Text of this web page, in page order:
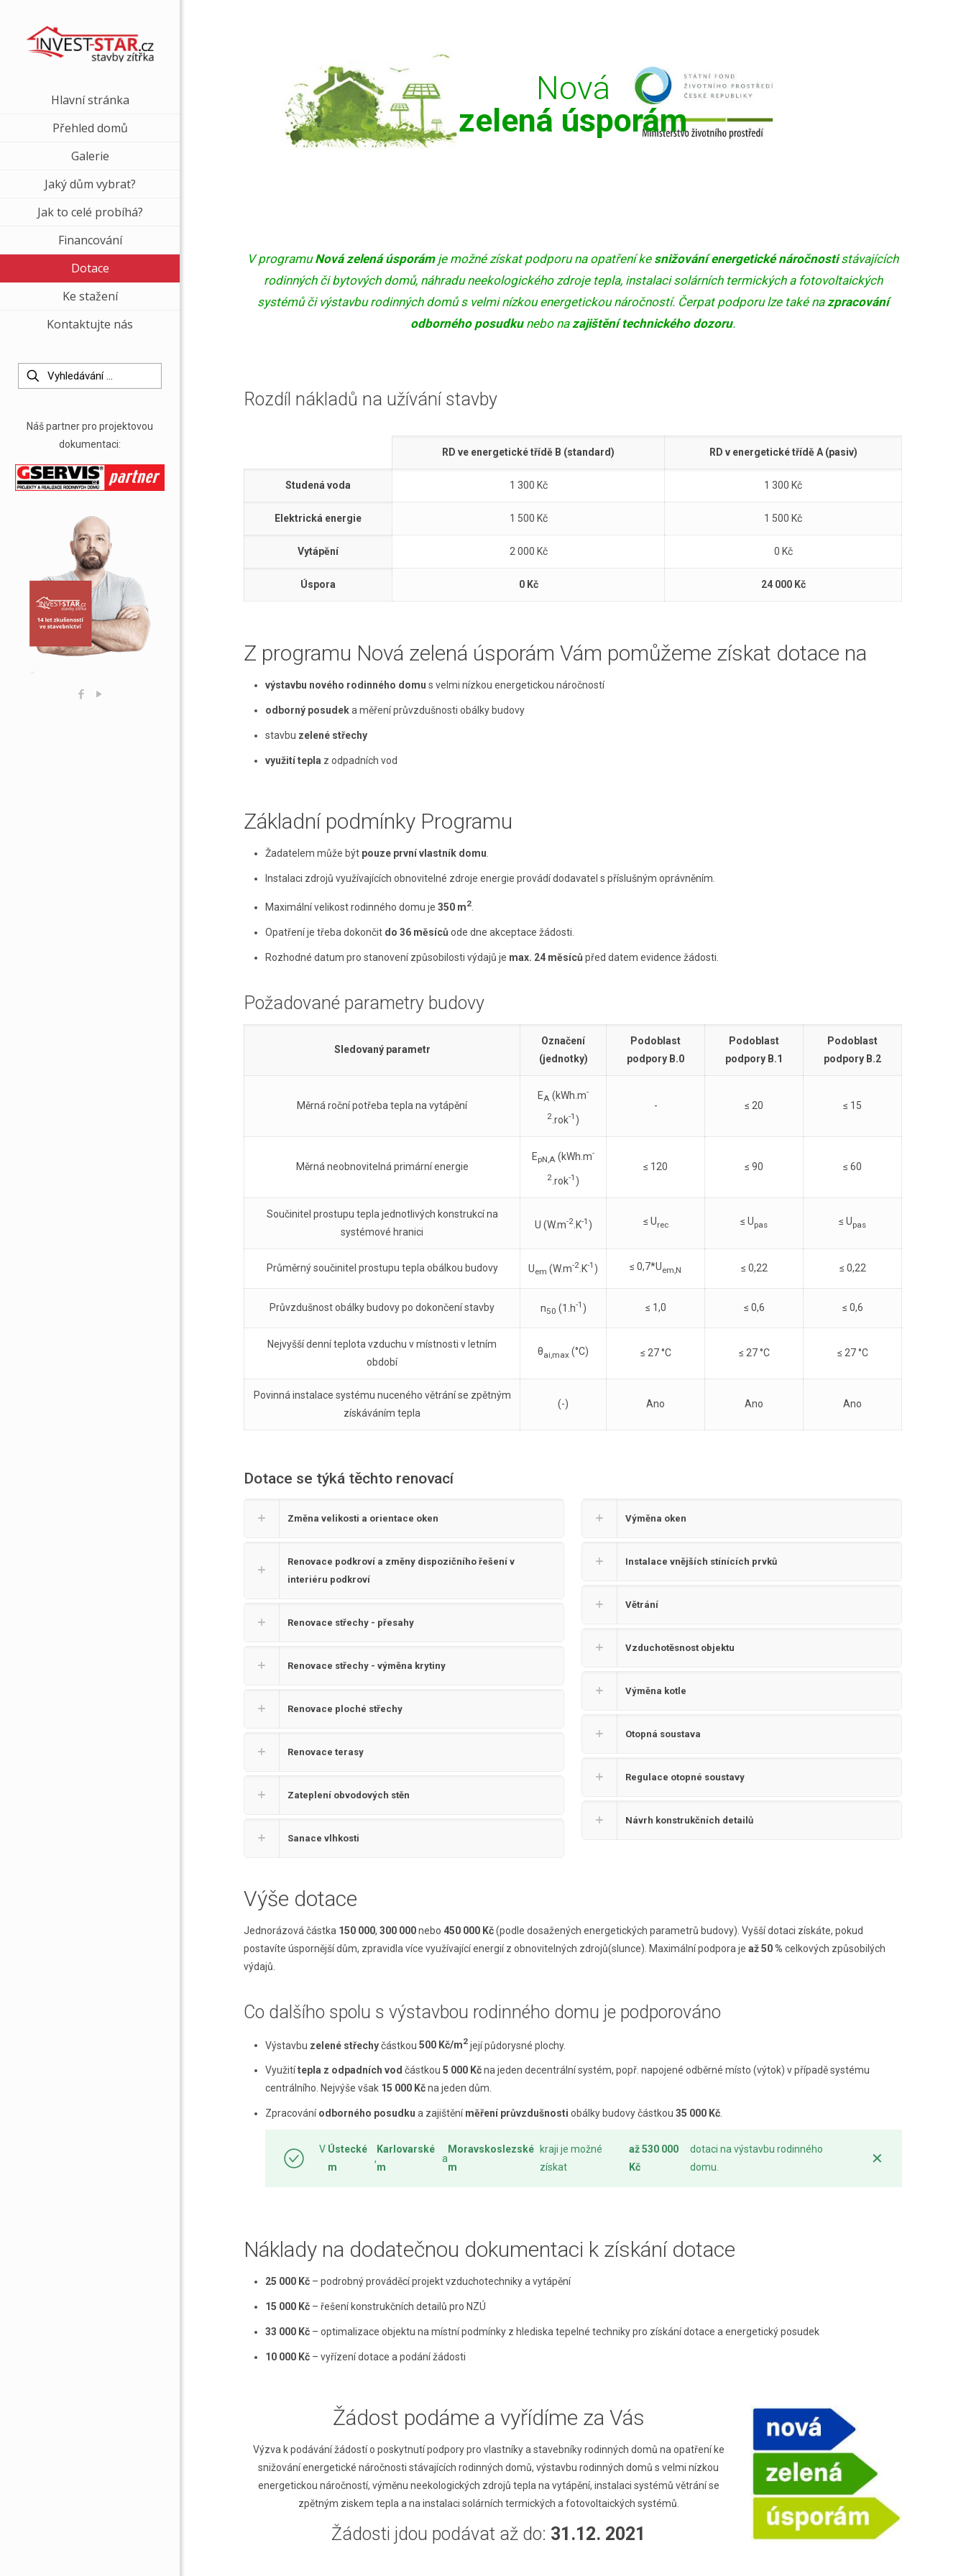
Hlavní stránka
Přehled domů
Galerie
Jaký dům vybrat?
Jak to celé probíhá?
Financování
Dotace
Ke stažení
Kontaktujte nás
Náš partner pro projektovou
dokumentaci:
Nová
zelená úsporám
V programuNová zelená úsporámje možné získat podporu na opatření ke snižování energetické náročnostistávajících
rodinných či bytových domů, náhradu neekologického zdroje tepla, instalaci solárních termických a fotovoltaických
systémů či výstavbu rodinných domů s velmi nízkou energetickou náročností. Čerpat podporu lze také nazpracování
odborného posudkunebo nazajištění technického dozoru.
Rozdíl nákladů na užívání stavby
RD ve energetické třídě B (standard) RD v energetické třídě A (pasiv)
Studená voda 1 300 Kč 1 300 Kč
Elektrická energie 1 500 Kč 1 500 Kč
Vytápění 2 000 Kč 0 Kč
Úspora 0 Kč 24 000 Kč
Z programu Nová zelená úsporám Vám pomůžeme získat dotace na
výstavbu nového rodinného domu s velmi nízkou energetickou náročností
odborný posudeka měření průvzdušnosti obálky budovy
stavbu zelené střechy
využití tepla z odpadních vod
Základní podmínky Programu
Žadatelem může být pouze první vlastník domu
Instalaci zdrojů využívajících obnovitelné zdroje energie provádí dodavatel s příslušným oprávněním.
Maximální velikost rodinného domu je 350 m2
Opatření je třeba dokončit do 36 měsíců ode dne akceptace žádosti.
Rozhodné datum pro stanovení způsobilosti výdajů je max. 24 měsíců před datem evidence žádosti.
Požadované parametry budovy
Sledovaný parametr
Označení
(jednotky)
Podoblast
podpory B.0
Podoblast
podpory B.1
Podoblast
podpory B.2
Měrná roční potřeba tepla na vytápění
EA (kWh.m-
2 .rok-1 )
- ≤ 20 ≤ 15
Měrná neobnovitelná primární energie
EpN,A (kWh.m-
2 .rok-1 )
≤ 120 ≤ 90 ≤ 60
Součinitel prostupu tepla jednotlivých konstrukcí na
systémové hranici
U (W.m-2.K-1 ) ≤ Urec ≤ Upas ≤ Upas
Průměrný součinitel prostupu tepla obálkou budovy Uem (W.m-2 .K-1 ) ≤ 0,7*Uem,N ≤ 0,22 ≤ 0,22
Průvzdušnost obálky budovy po dokončení stavby n50 (1.h-1 ) ≤ 1,0 ≤ 0,6 ≤ 0,6
Nejvyšší denní teplota vzduchu v místnosti v letním
období
θai,max (°C) ≤ 27 °C ≤ 27 °C ≤ 27 °C
Povinná instalace systému nuceného větrání se zpětným
získáváním tepla
(-) Ano Ano Ano
Dotace se týká těchto renovací
Změna velikosti a orientace oken
Renovace podkroví a změny dispozičního řešení v
interiéru podkroví
Renovace střechy - přesahy
Renovace střechy - výměna krytiny
Renovace ploché střechy
Renovace terasy
Zateplení obvodových stěn
Sanace vlhkosti
Výměna oken
Instalace vnějších stínících prvků
Větrání
Vzduchotěsnost objektu
Výměna kotle
Otopná soustava
Regulace otopné soustavy
Návrh konstrukčních detailů
Výše dotace
Jednorázová částka 150 000, 300 000nebo 450 000 Kč(podle dosažených energetických parametrů budovy). Vyšší dotaci získáte, pokud
postavíte úspornější dům, zpravidla více využívající energií z obnovitelných zdrojů(slunce). Maximální podpora je až 50 % celkových způsobilých
výdajů.
Co dalšího spolu s výstavbou rodinného domu je podporováno
Výstavbu zelené střechyčástkou 500 Kč/m2 její půdorysné plochy.
Využitítepla z odpadních vod částkou 5 000 Kčna jeden decentrální systém, popř. napojené odběrné místo (výtok) v případě systému
centrálního. Nejvýše však 15 000 Kčna jeden dům.
Zpracováníodborného posudku a zajištěníměření průvzdušnosti obálky budovy částkou 35 000 Kč.
V Ústecké
m
,
Karlovarské
m
a
Moravskoslezské
m
kraji je možné
získat
až 530 000
Kč
dotaci na výstavbu rodinného
domu.
✕
Náklady na dodatečnou dokumentaci k získání dotace
25 000 Kč – podrobný prováděcí projekt vzduchotechniky a vytápění
15 000 Kč – řešení konstrukčních detailů pro NZÚ
33 000 Kč – optimalizace objektu na místní podmínky z hlediska tepelné techniky pro získání dotace a energetický posudek
10 000 Kč – vyřízení dotace a podání žádosti
Žádost podáme a vyřídíme za Vás
Výzva k podávání žádostí o poskytnutí podpory pro vlastníky a stavebníky rodinných domů na opatření ke
snižování energetické náročnosti stávajících rodinných domů, výstavbu rodinných domů s velmi nízkou
energetickou náročností, výměnu neekologických zdrojů tepla na vytápění, instalaci systémů větrání se
zpětným ziskem tepla a na instalaci solárních termických a fotovoltaických systémů.
Žádosti jdou podávat až do: 31.12. 2021